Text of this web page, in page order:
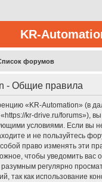
KR-
форумов
- Общие правила
«KR-Automation» (в
kr-drive.ru/forums»),
условиями. Если вы
и не пользуйтесь
право изменять эти
чтобы уведомить вас
регулярно
так как использование